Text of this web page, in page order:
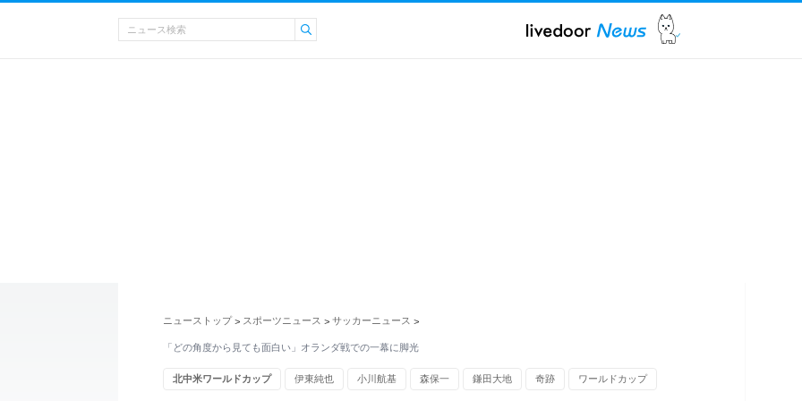
ニューストップ > スポーツニュース > サッカーニュース >
「どの角度から見ても面白い」オランダ戦での一幕に脚光
北中米ワールドカップ 伊東純也 小川航基 森保一 鎌田大地 奇跡 ワールドカップ